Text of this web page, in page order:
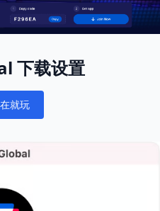
下载设置
就玩